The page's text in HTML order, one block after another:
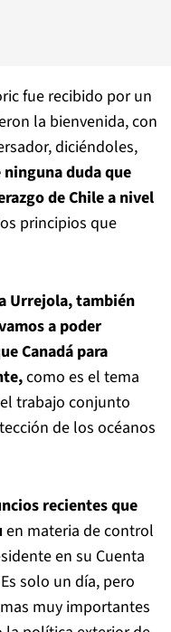
fue recibido por un
la bienvenida, con
diciéndoles,
ninguna duda que
de Chile a nivel
principios que
Urrejola,también
a poder
Canadá para
como es el tema
trabajo conjunto
de los océanos
recientes que
en materia de control
en su Cuenta
solo un día, pero
muy importantes